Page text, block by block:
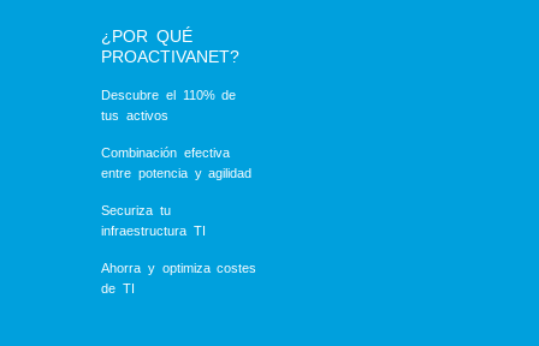
¿POR QUÉ
PROACTIVANET?
Descubre el 110% de
tus activos
Combinación efectiva
entre potencia y agilidad
Securiza tu
infraestructura TI
Ahorra y optimiza costes
de TI